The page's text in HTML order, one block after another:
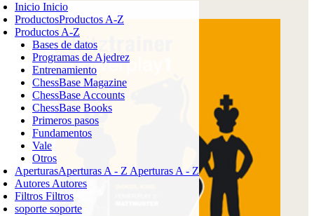
Inicio Inicio
ProductosProductos A-Z
Productos A-Z
Bases de datos
Programas de Ajedrez
Entrenamiento
ChessBase Magazine
ChessBase Accounts
ChessBase Books
Primeros pasos
Fundamentos
Vale
Otros
AperturasAperturas A - Z Aperturas A - Z
Autores Autores
Filtros Filtros
soporte soporte